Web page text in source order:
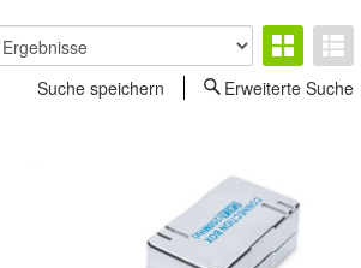
Suche speichern
Erweiterte Suche